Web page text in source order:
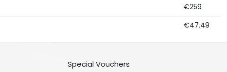
€259
€47.49
Special Vouchers